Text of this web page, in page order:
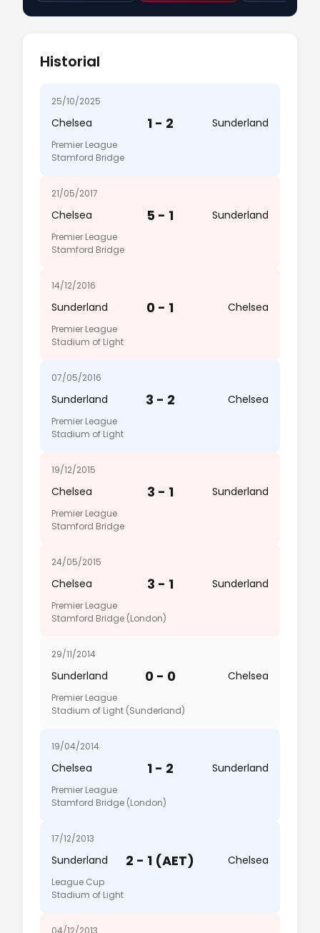
Historial
25/10/2025
Chelsea 1 - 2 Sunderland
Premier League
Stamford Bridge
21/05/2017
Chelsea 5 - 1 Sunderland
Premier League
Stamford Bridge
14/12/2016
Sunderland 0 - 1 Chelsea
Premier League
Stadium of Light
07/05/2016
Sunderland 3 - 2 Chelsea
Premier League
Stadium of Light
19/12/2015
Chelsea 3 - 1 Sunderland
Premier League
Stamford Bridge
24/05/2015
Chelsea 3 - 1 Sunderland
Premier League
Stamford Bridge (London)
29/11/2014
Sunderland 0 - 0 Chelsea
Premier League
Stadium of Light (Sunderland)
19/04/2014
Chelsea 1 - 2 Sunderland
Premier League
Stamford Bridge (London)
17/12/2013
Sunderland 2 - 1 (AET) Chelsea
League Cup
Stadium of Light
04/12/2013